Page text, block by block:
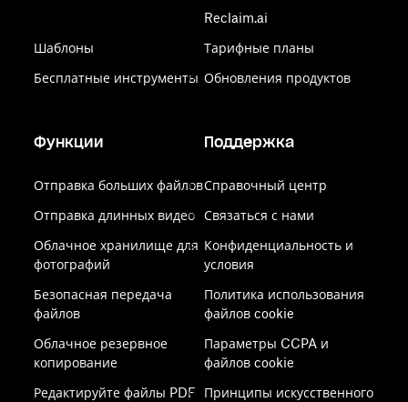
Шаблоны
Бесплатные инструменты
Reclaim.ai
Тарифные планы
Обновления продуктов
Функции
Отправка больших файлов
Отправка длинных видео
Облачное хранилище для
фотографий
Безопасная передача
файлов
Облачное резервное
копирование
Редактируйте файлы PDF
Поддержка
Справочный центр
Связаться с нами
Конфиденциальность и
условия
Политика использования
файлов cookie
Параметры CCPA и
файлов cookie
Принципы искусственного